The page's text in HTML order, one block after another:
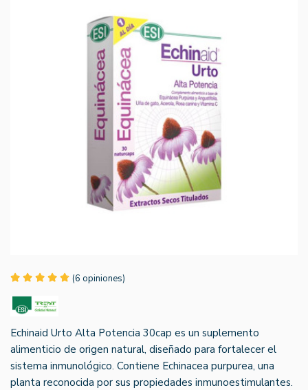
(6 opiniones)
Echinaid Urto Alta Potencia 30cap es un suplemento
alimenticio de origen natural, diseñado para fortalecer el
sistema inmunológico. Contiene Echinacea purpurea, una
planta reconocida por sus propiedades inmunoestimulantes.